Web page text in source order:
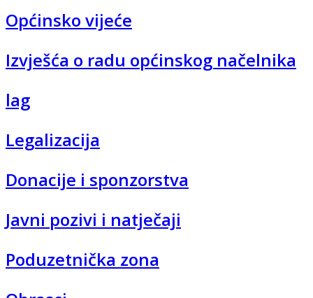
Općinsko vijeće
Izvješća o radu općinskog načelnika
lag
Legalizacija
Donacije i sponzorstva
Javni pozivi i natječaji
Poduzetnička zona